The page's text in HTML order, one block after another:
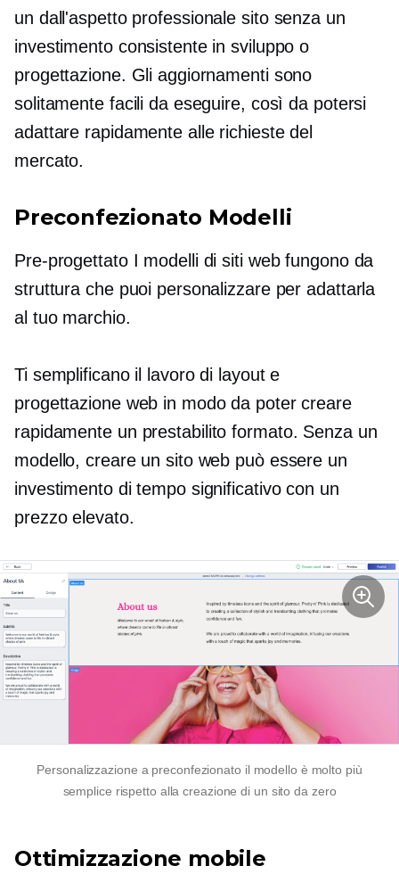
un dall'aspetto professionale sito senza un
investimento consistente in sviluppo o
progettazione. Gli aggiornamenti sono
solitamente facili da eseguire, così da potersi
adattare rapidamente alle richieste del
mercato.
Preconfezionato Modelli
Pre-progettatoI modelli di siti web fungono da
struttura che puoi personalizzare per adattarla
al tuo marchio.
Ti semplificano il lavoro di layout e
progettazione web in modo da poter creare
rapidamente un prestabilito formato. Senza un
modello, creare un sito web può essere un
investimento di tempo significativo con un
prezzo elevato.
Personalizzazione a preconfezionato il modello è molto più
semplice rispetto alla creazione di un sito da zero
Ottimizzazione mobile